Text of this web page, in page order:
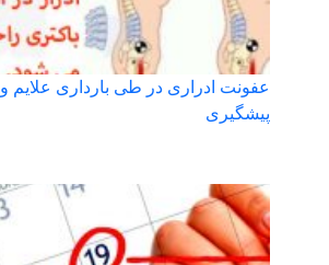
عفونت ادراری در طی بارداری علایم و
پیشگیری